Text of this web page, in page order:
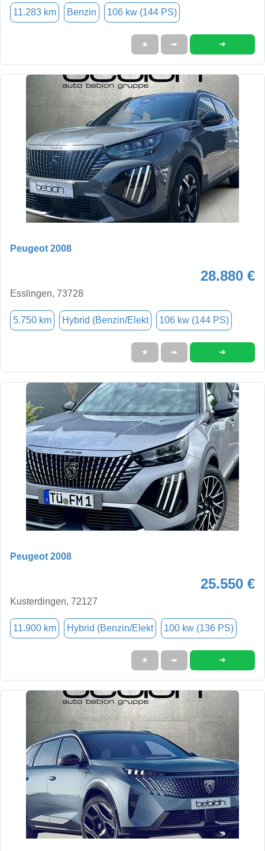
11.283 km Benzin 106 kw (144 PS)
★ ➦ ➜
Peugeot 2008
28.880 €
Esslingen, 73728
5.750 km Hybrid (Benzin/Elekt 106 kw (144 PS)
★ ➦ ➜
Peugeot 2008
25.550 €
Kusterdingen, 72127
11.900 km Hybrid (Benzin/Elekt 100 kw (136 PS)
★ ➦ ➜